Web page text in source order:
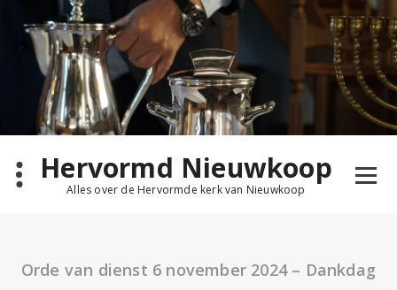
naar
inhoud
Hervormd Nieuwkoop
Alles over de Hervormde kerk van Nieuwkoop
Orde van dienst 6 november 2024 – Dankdag